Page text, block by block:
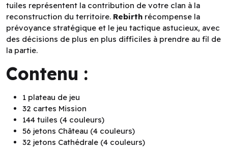
tuiles représentent la contribution de votre clan à la
reconstruction du territoire. Rebirth récompense la
prévoyance stratégique et le jeu tactique astucieux, avec
des décisions de plus en plus difficiles à prendre au fil de
la partie.
Contenu :
1 plateau de jeu
32 cartes Mission
144 tuiles (4 couleurs)
56 jetons Château (4 couleurs)
32 jetons Cathédrale (4 couleurs)